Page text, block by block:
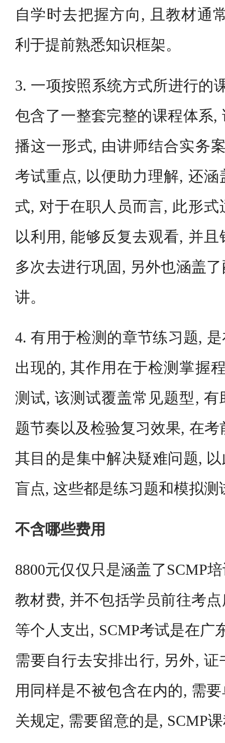
自学时去把握方向, 且教材通
利于提前熟悉知识框架。
3. 一项按照系统方式所进行的
包含了一整套完整的课程体系,
播这一形式, 由讲师结合实务
考试重点, 以便助力理解, 还
式, 对于在职人员而言, 此形
以利用, 能够反复去观看, 并
多次去进行巩固, 另外也涵盖
讲。
4. 有用于检测的章节练习题,
出现的, 其作用在于检测掌握
测试, 该测试覆盖常见题型,
题节奏以及检验复习效果, 在
其目的是集中解决疑难问题,
盲点, 这些都是练习题和模拟测
不含哪些费用
8800元仅仅只是涵盖了SCMP
教材费, 并不包括学员前往考
等个人支出, SCMP考试是在广
需要自行去安排出行, 另外,
用同样是不被包含在内的, 需
关规定, 需要留意的是, SCMP